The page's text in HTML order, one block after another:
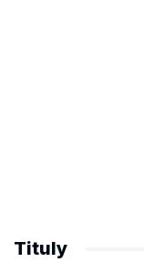
Tituly